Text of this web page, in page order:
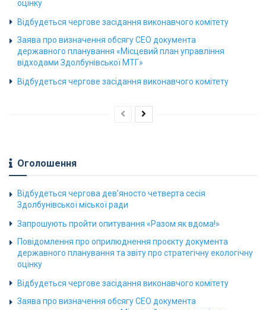
оцінку
Відбудеться чергове засідання виконавчого комітету
Заява про визначення обсягу СЕО документа
державного планування «Місцевий план управління
відходами Здолбунівської МТГ»
Відбудеться чергове засідання виконавчого комітету
Оголошення
Відбудеться чергова дев’яносто четверта сесія
Здолбунівської міської ради
Запрошують пройти опитування «Разом як вдома!»
Повідомлення про оприлюднення проєкту документа
державного планування та звіту про стратегічну екологічну
оцінку
Відбудеться чергове засідання виконавчого комітету
Заява про визначення обсягу СЕО документа